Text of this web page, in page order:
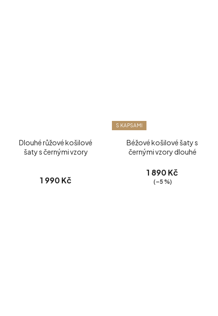
Dlouhé růžové košilové
šaty s černými vzory
1 990 Kč
S KAPSAMI
Béžové košilové šaty s
černými vzory dlouhé
1 890 Kč
(–5 %)